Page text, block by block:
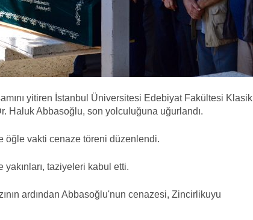
yitiren İstanbul Üniversitesi Edebiyat Fakültesi Klasik
Haluk Abbasoğlu, son yolculuğuna uğurlandı.
öğle vakti cenaze töreni düzenlendi.
taziyeleri kabul etti.
ardından Abbasoğlu'nun cenazesi, Zincirlikuyu